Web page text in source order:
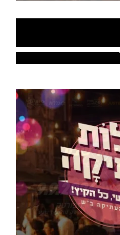
זוהתה גופתו של